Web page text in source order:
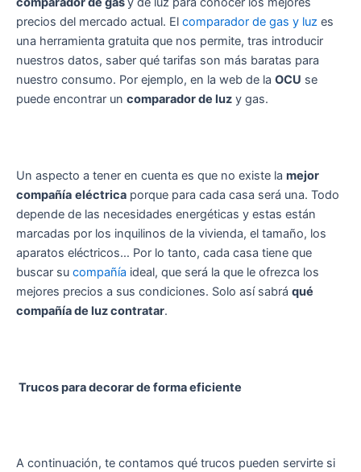
precios del mercado actual. El comparador de gas y luz es
una herramienta gratuita que nos permite, tras introducir
nuestros datos, saber qué tarifas son más baratas para
nuestro consumo. Por ejemplo, en la web de la OCU se
puede encontrar un comparador de luz y gas.
Un aspecto a tener en cuenta es que no existe la mejor
compañía eléctrica porque para cada casa será una. Todo
depende de las necesidades energéticas y estas están
marcadas por los inquilinos de la vivienda, el tamaño, los
aparatos eléctricos… Por lo tanto, cada casa tiene que
buscar su compañía ideal, que será la que le ofrezca los
mejores precios a sus condiciones. Solo así sabrá qué
compañía de luz contratar.
Trucos para decorar de forma eficiente
A continuación, te contamos qué trucos pueden servirte si